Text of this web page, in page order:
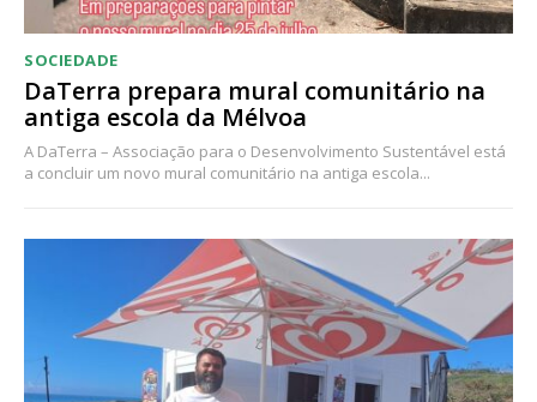
SOCIEDADE
DaTerra prepara mural comunitário na
antiga escola da Mélvoa
A DaTerra – Associação para o Desenvolvimento Sustentável está
a concluir um novo mural comunitário na antiga escola...